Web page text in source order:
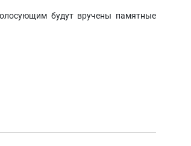
будут вручены памятные